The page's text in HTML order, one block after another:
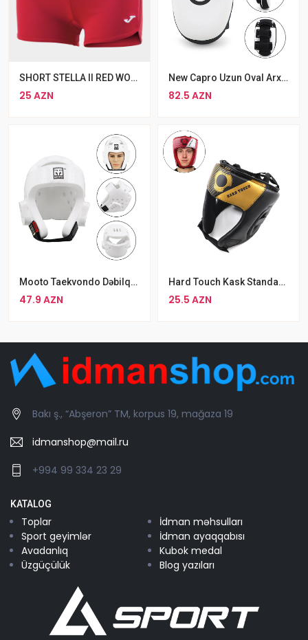
SHORT STELLA II RED WOMAN
25 AZN
New Capro Uzun Oval Arxa Tutacaqlı Təlim Lapa Tək
82.5 AZN
Mooto Taekvondo Dəbilqə Ağ S M L
47.9 AZN
Hard Touch Kask Standart Boks Dəbilqəsi L Ölçü
25.5 AZN
Bakı ş., “Abşeron” TM, korpus 19, mağaza 19
idmanshop@mail.ru
+994 99 334 23 29
KATALOG
Toplar
İdman məhsulları
Sport geyimlər
İdman ayaqqabısı
Avadanlıq
Kubok medal
Üzgüçülük
Blog yazıları